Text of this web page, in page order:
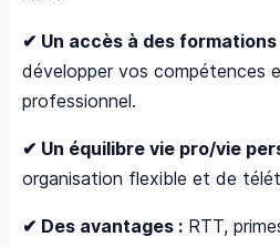
✔​ Un accès à des
développer vos compétences
professionnel.
✔​ Un équilibre vie pro/vie
organisation flexible et de
✔​ Des avantages : RTT,